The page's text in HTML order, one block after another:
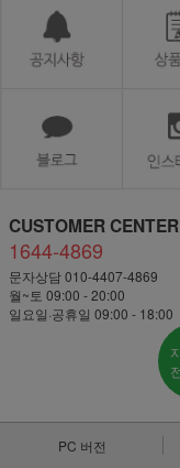
CUSTOMER CENTER
1644-4869
문자상담 010-4407-4869
월~토 09:00 - 20:00
일요일·공휴일 09:00 - 18:00
PC 버전